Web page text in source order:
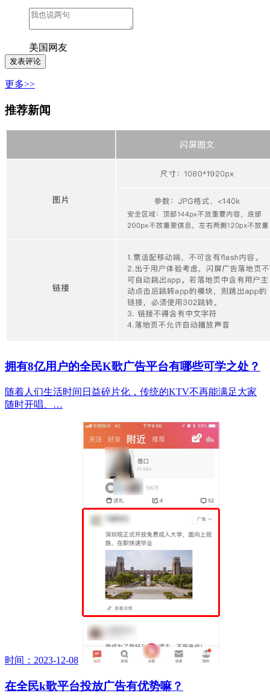
美国网友
更多>>
推荐新闻
拥有8亿用户的全民K歌广告平台有哪些可学之处？
随着人们生活时间日益碎片化，传统的KTV不再能满足大家
随时开唱、…
时间：2023-12-08
在全民k歌平台投放广告有优势嘛？